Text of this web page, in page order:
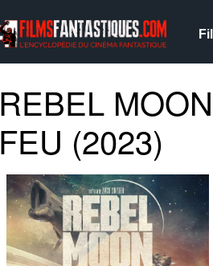
REBEL
FEU (2023)